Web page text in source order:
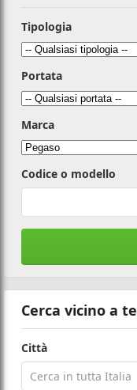
Tipologia
Portata
Marca
Codice o modello
Cerca vicino a te
Città